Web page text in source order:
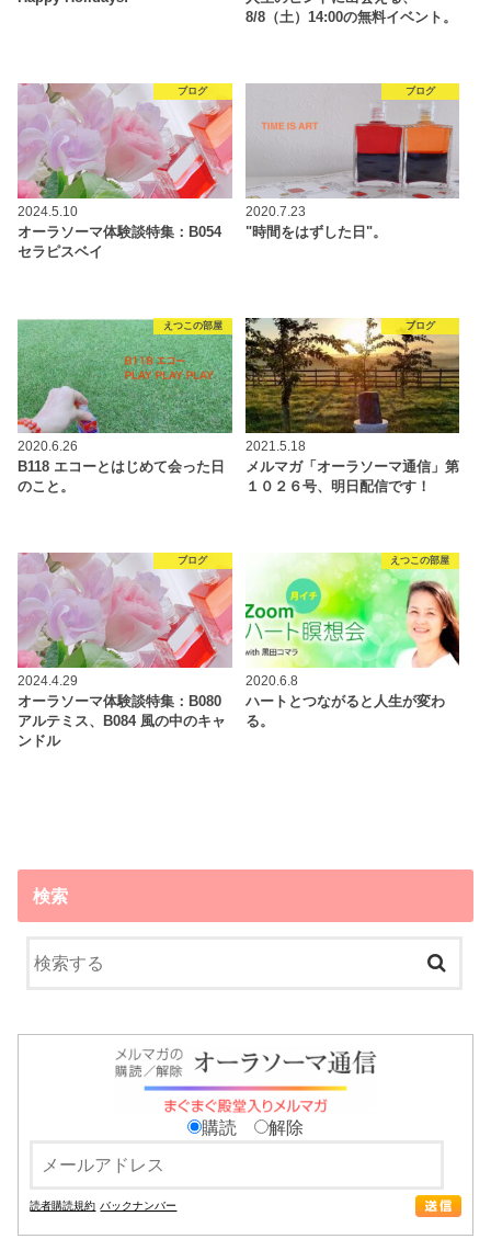
8/8（土）14:00の無料イベント。
ブログ
2024.5.10
オーラソーマ体験談特集：B054
セラピスベイ
ブログ
2020.7.23
"時間をはずした日"。
えつこの部屋
2020.6.26
B118 エコーとはじめて会った日
のこと。
ブログ
2021.5.18
メルマガ「オーラソーマ通信」第
１０２６号、明日配信です！
ブログ
2024.4.29
オーラソーマ体験談特集：B080
アルテミス、B084 風の中のキャ
ンドル
えつこの部屋
2020.6.8
ハートとつながると人生が変わ
る。
検索
購読 解除
読者購読規約 バックナンバー